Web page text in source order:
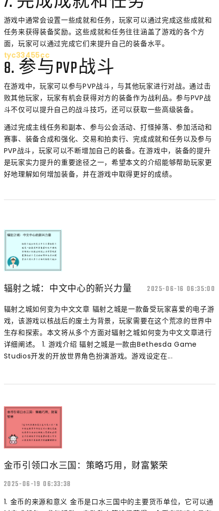
游戏中通常会设置一些成就和任务，玩家可以通过完成这些成就和
任务来获得装备奖励。这些成就和任务往往涵盖了游戏的各个方
面，玩家可以通过完成它们来提升自己的装备水平。
tyc33455cc
8. 参与PVP战斗
在游戏中，玩家可以参与PVP战斗，与其他玩家进行对战。通过击
败其他玩家，玩家有机会获得对方的装备作为战利品。参与PVP战
斗不仅可以提升自己的战斗技巧，还可以获取一些高级装备。
通过完成主线任务和副本、参与公会活动、打怪掉落、参加活动和
赛事、装备合成和强化、交易和拍卖行、完成成就和任务以及参与
PVP战斗，玩家可以不断增加自己的装备。在游戏中，装备的提升
是玩家实力提升的重要途径之一，希望本文的介绍能够帮助玩家更
好地理解如何增加装备，并在游戏中取得更好的成绩。
辐射之城：中文中心的新兴力量 2025-06-16 06:35:00
辐射之城如何变为中文文章 辐射之城是一款备受玩家喜爱的电子游
戏，该游戏以核战后的废土为背景，玩家需要在这个荒凉的世界中
生存和探索。本文将从多个方面对辐射之城如何变为中文文章进行
详细阐述。 1. 游戏介绍 辐射之城是一款由Bethesda Game
Studios开发的开放世界角色扮演游戏。游戏设定在...
金币引领口水三国：策略巧用，财富繁荣
2025-06-19 06:33:38
1. 金币的来源和意义 金币是口水三国中的主要货币单位，它可以通